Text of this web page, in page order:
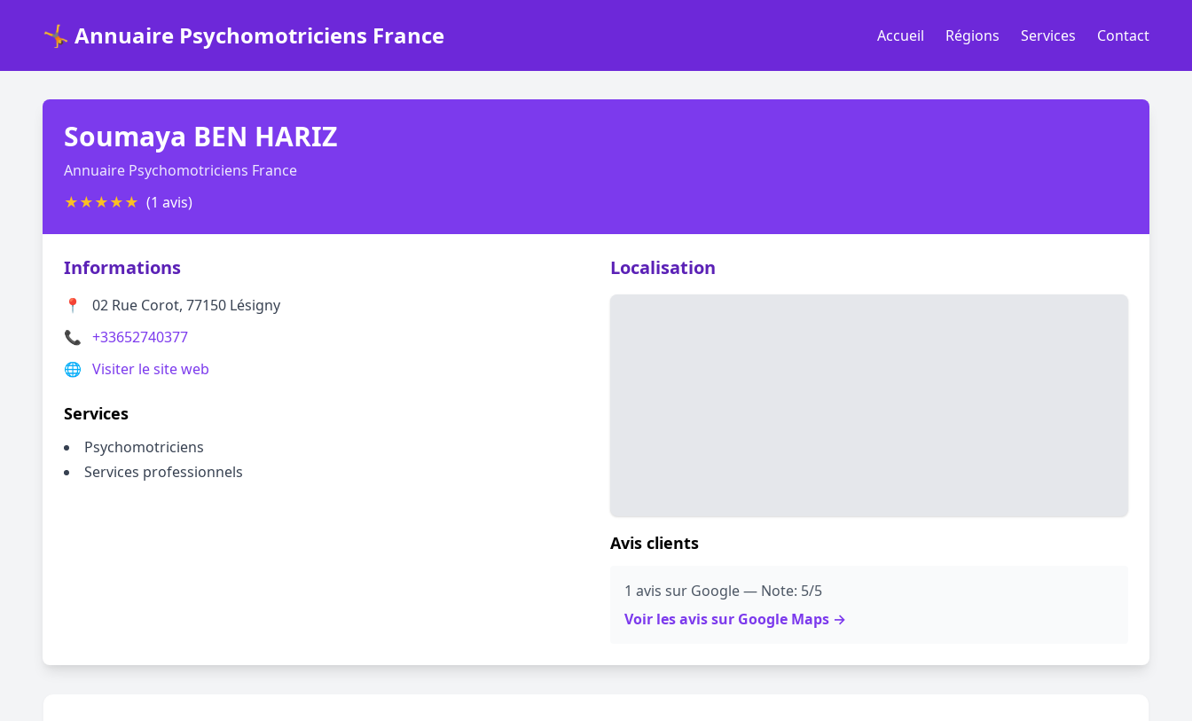
🤸 Annuaire Psychomotriciens France Accueil Régions Services Contact
Soumaya BEN HARIZ
Annuaire Psychomotriciens France
★★★★★ (1 avis)
Informations
📍
02 Rue Corot, 77150 Lésigny
📞 +33652740377
🌐 Visiter le site web
Services
Psychomotriciens
Services professionnels
Localisation
Avis clients
1 avis sur Google — Note: 5/5
Voir les avis sur Google Maps →